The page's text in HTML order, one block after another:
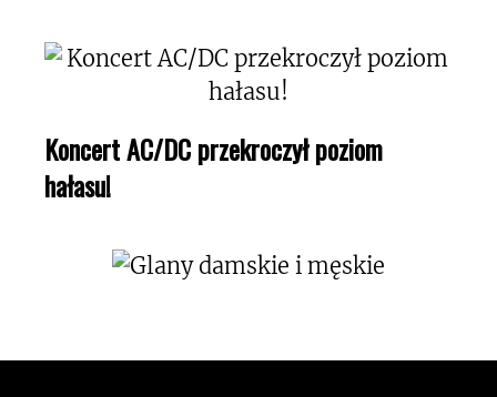
Koncert AC/DC przekroczył poziom
hałasu!